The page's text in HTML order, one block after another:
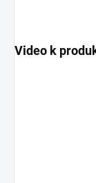
Video k